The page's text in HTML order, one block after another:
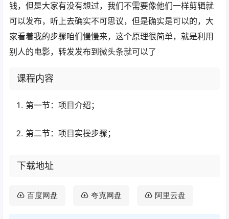
钱，但是大家有没有想过，我们不需要像他们一样剪辑就
可以发布，听上去确实不可思议，但是确实是可以的，大
家看着我的步骤咱们慢慢来，这个原理很简单，就是利用
别人的电影，转发发布到微头条就可以了
课程内容
第一节：项目介绍；
第二节：项目实操步骤；
下载地址
百度网盘 夸克网盘 阿里云盘